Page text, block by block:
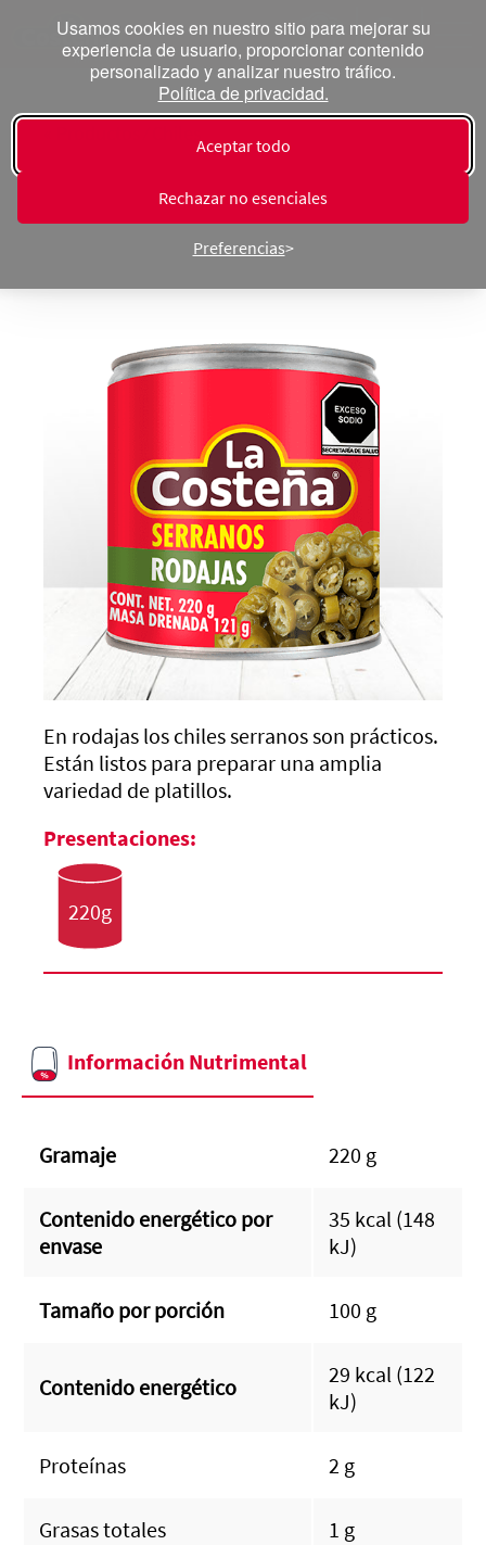
Usamos cookies en nuestro sitio para mejorar su
experiencia de usuario, proporcionar contenido
personalizado y analizar nuestro tráfico.
Política de privacidad.
Aceptar todo
Rechazar no esenciales
Preferencias
En rodajas los chiles serranos son prácticos.
Están listos para preparar una amplia
variedad de platillos.
Presentaciones:
220g
Información Nutrimental
Gramaje 220 g
Contenido energético por
envase
35 kcal (148
kJ)
Tamaño por porción 100 g
Contenido energético
29 kcal (122
kJ)
Proteínas 2 g
Grasas totales 1 g